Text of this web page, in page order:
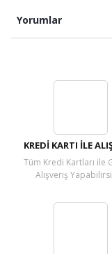
Yorumlar
KREDİ KARTI İLE
Tüm Kredi Kartları ile
Alışveriş